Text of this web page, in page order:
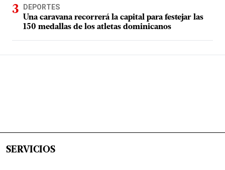
DEPORTES
Una caravana recorrerá la capital para festejar las
150 medallas de los atletas dominicanos
SERVICIOS